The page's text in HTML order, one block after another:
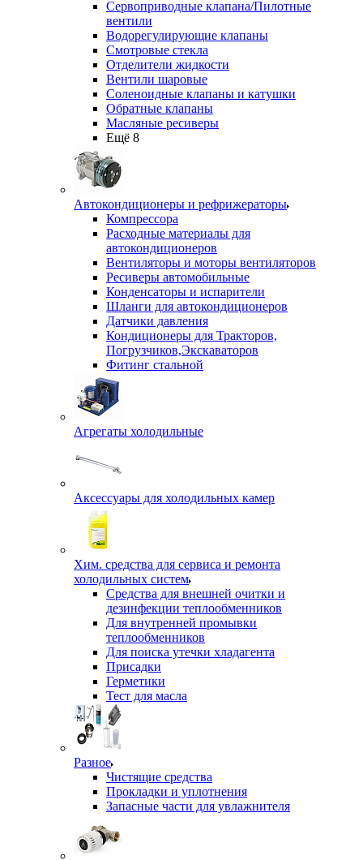
Сервоприводные клапана/Пилотные
вентили
Водорегулирующие клапаны
Смотровые стекла
Отделители жидкости
Вентили шаровые
Соленоидные клапаны и катушки
Обратные клапаны
Масляные ресиверы
Ещё 8
Автокондиционеры и рефрижераторы
Компрессора
Расходные материалы для
автокондиционеров
Вентиляторы и моторы вентиляторов
Ресиверы автомобильные
Конденсаторы и испарители
Шланги для автокондиционеров
Датчики давления
Кондиционеры для Тракторов,
Погрузчиков,Экскаваторов
Фитинг стальной
Агрегаты холодильные
Аксессуары для холодильных камер
Хим. средства для сервиса и ремонта
холодильных систем
Средства для внешней очитки и
дезинфекции теплообменников
Для внутренней промывки
теплообменников
Для поиска утечки хладагента
Присадки
Герметики
Тест для масла
Разное
Чистящие средства
Прокладки и уплотнения
Запасные части для увлажнителя